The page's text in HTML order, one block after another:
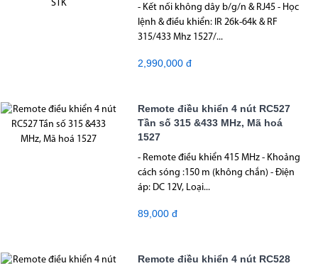
- Kết nối không dây b/g/n & RJ45 - Học
lệnh & điều khiển: IR 26k-64k & RF
315/433 Mhz 1527/...
2,990,000 đ
Remote điều khiển 4 nút RC527
Tần số 315 &433 MHz, Mã hoá
1527
- Remote điều khiển 415 MHz - Khoảng
cách sóng :150 m (không chắn) - Điện
áp: DC 12V, Loại...
89,000 đ
Remote điều khiển 4 nút RC528